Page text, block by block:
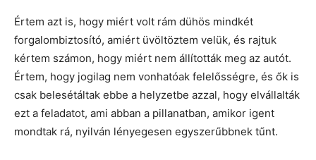
Értem azt is, hogy miért volt rám dühös mindkét
forgalombiztosító, amiért üvöltöztem velük, és rajtuk
kértem számon, hogy miért nem állították meg az autót.
Értem, hogy jogilag nem vonhatóak felelősségre, és ők is
csak belesétáltak ebbe a helyzetbe azzal, hogy elvállalták
ezt a feladatot, ami abban a pillanatban, amikor igent
mondtak rá, nyilván lényegesen egyszerűbbnek tűnt.